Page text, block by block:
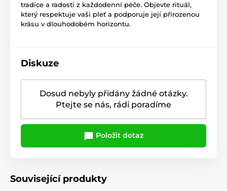
tradice a radosti z každodenní péče. Objevte rituál,
který respektuje vaši pleť a podporuje její přirozenou
krásu v dlouhodobém horizontu.
Diskuze
Dosud nebyly přidány žádné otázky.
Ptejte se nás, rádi poradíme
Položit dotaz
Související produkty